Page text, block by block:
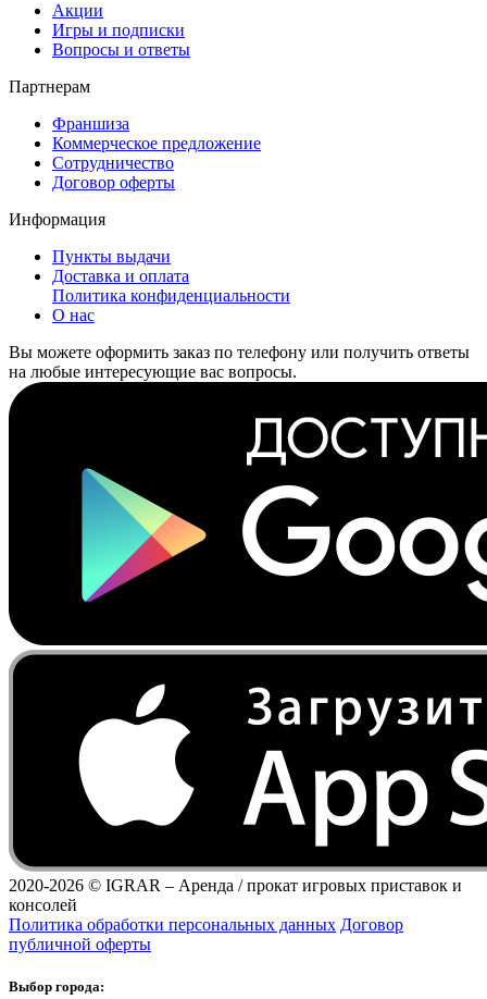
Акции
Игры и подписки
Вопросы и ответы
Партнерам
Франшиза
Коммерческое предложение
Сотрудничество
Договор оферты
Информация
Пункты выдачи
Доставка и оплата
Политика конфиденциальности
О нас
Вы можете оформить заказ по телефону или получить ответы
на любые интересующие вас вопросы.
2020-2026 © IGRAR – Аренда / прокат игровых приставок и
консолей
Политика обработки персональных данных Договор
публичной оферты
Выбор города: